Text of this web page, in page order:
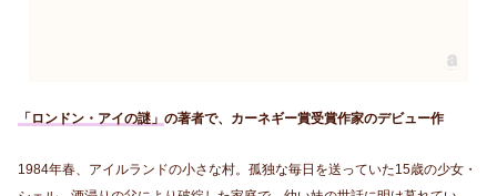
「ロンドン・アイの謎」 の著者で、カーネギー賞受賞作家のデビュー作
1984年春、アイルランドの小さな村。孤独な毎日を送っていた15歳の少女・